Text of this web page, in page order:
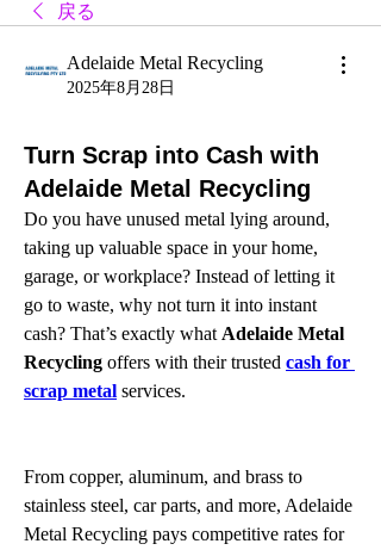
戻る
Adelaide Metal Recycling
2025年8月28日
Turn Scrap into Cash with
Adelaide Metal Recycling
Do you have unused metal lying around,
taking up valuable space in your home,
garage, or workplace? Instead of letting it
go to waste, why not turn it into instant
cash? That’s exactly what Adelaide Metal
Recycling offers with their trusted cash for
scrap metal services.
From copper, aluminum, and brass to
stainless steel, car parts, and more, Adelaide
Metal Recycling pays competitive rates for